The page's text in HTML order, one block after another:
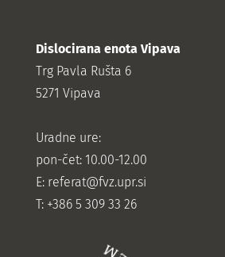
Dislocirana enota Vipava
Trg Pavla Rušta 6
5271 Vipava
Uradne ure:
pon-čet: 10.00-12.00
E: referat@fvz.upr.si
T: +386 5 309 33 26